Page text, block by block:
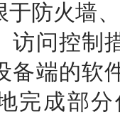
于防火墙
访问控制
备端的软
完成部